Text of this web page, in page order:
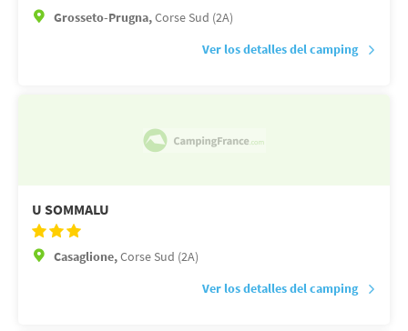
Grosseto-Prugna,Corse Sud (2A)
Ver los detalles del camping
U SOMMALU
Casaglione,Corse Sud (2A)
Ver los detalles del camping